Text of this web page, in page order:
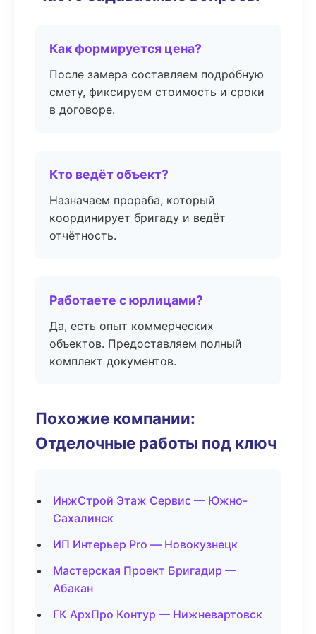
Как формируется цена?
После замера составляем подробную
смету, фиксируем стоимость и сроки
в договоре.
Кто ведёт объект?
Назначаем прораба, который
координирует бригаду и ведёт
отчётность.
Работаете с юрлицами?
Да, есть опыт коммерческих
объектов. Предоставляем полный
комплект документов.
Похожие компании:
Отделочные работы под ключ
ИнжСтрой Этаж Сервис — Южно-
Сахалинск
ИП Интерьер Pro — Новокузнецк
Мастерская Проект Бригадир —
Абакан
ГК АрхПро Контур — Нижневартовск